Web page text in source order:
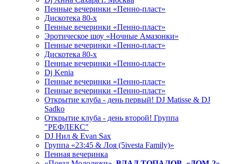
Пенные вечеринки «Пенно-пласт»
Дискотека 80-х
Пенные вечеринки «Пенно-пласт»
Эротическое шоу «Ночные Амазонки»
Пенные вечеринки «Пенно-пласт»
Дискотека 80-х
Пенные вечеринки «Пенно-пласт»
Dj Kenia
Пенные вечеринки «Пенно-пласт»
Пенные вечеринки «Пенно-пласт»
Открытие клуба - день первый! DJ Matisse & DJ
Sadko
Открытие клуба - день второй! Группа
"РЕФЛЕКС"
DJ Нил & Evan Sax
Группа «23:45 & Лоя (5ivesta Family)»
Пенная вечеринка